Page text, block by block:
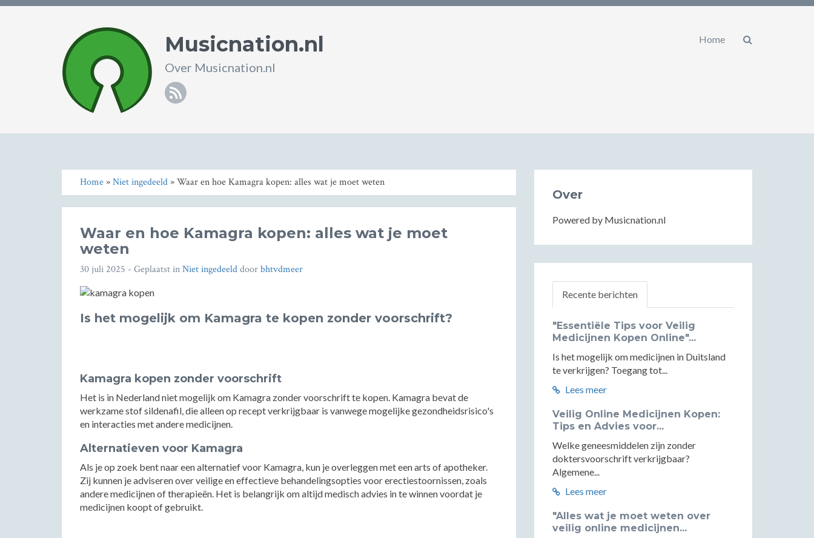
Musicnation.nl
Over Musicnation.nl
RSS
Home
Home»Niet ingedeeld» Waar en hoe Kamagra kopen: alles wat je moet weten
Waar en hoe Kamagra kopen: alles wat je moet
weten
30 juli 2025 - Geplaatst inNiet ingedeelddoorbhtvdmeer
Is het mogelijk om Kamagra te kopen zonder voorschrift?
Kamagra kopen zonder voorschrift
Het is in Nederland niet mogelijk om Kamagra zonder voorschrift te kopen. Kamagra bevat de
werkzame stof sildenafil, die alleen op recept verkrijgbaar is vanwege mogelijke gezondheidsrisico's
en interacties met andere medicijnen.
Alternatieven voor Kamagra
Als je op zoek bent naar een alternatief voor Kamagra, kun je overleggen met een arts of apotheker.
Zij kunnen je adviseren over veilige en effectieve behandelingsopties voor erectiestoornissen, zoals
andere medicijnen of therapieën. Het is belangrijk om altijd medisch advies in te winnen voordat je
medicijnen koopt of gebruikt.
Over
Powered by Musicnation.nl
Recente berichten
"Essentiële Tips voor Veilig
Medicijnen Kopen Online"...
Is het mogelijk om medicijnen in Duitsland
te verkrijgen? Toegang tot...
Lees meer
Veilig Online Medicijnen Kopen:
Tips en Advies voor...
Welke geneesmiddelen zijn zonder
doktersvoorschrift verkrijgbaar?
Algemene...
Lees meer
"Alles wat je moet weten over
veilig online medicijnen...